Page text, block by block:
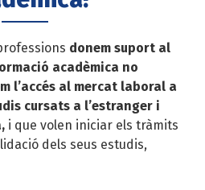
donem suport al
acadèmica no
l’accés al mercat laboral a
cursats a l’estranger i
i que volen iniciar els tràmits
dels seus estudis,